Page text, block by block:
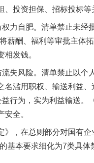
、投资担保、招标投标
自肥。清单禁止未经
薪酬、福利等审批主体
发钱。
失风险。清单禁止以个
名滥用职权、输送利益
益行为，实为利益输送
全。
在总则部分对国有企
基本要求细化为7类具